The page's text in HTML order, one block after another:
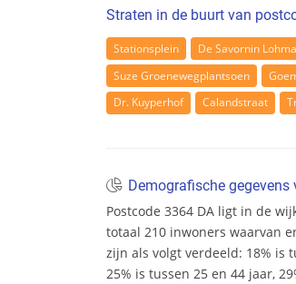
Straten in de buurt van
Stationsplein De Savornin
Suze Groenewegplantsoen
Dr. Kuyperhof
Calandstraat
Demografische
Postcode 3364 DA ligt in de
totaal 210 inwoners waarvan
zijn als volgt verdeeld: 18% is
25% is tussen 25 en 44 jaar,